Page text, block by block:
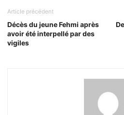
Article précédent
Décès du jeune Fehmi après
avoir été interpellé par des
vigiles